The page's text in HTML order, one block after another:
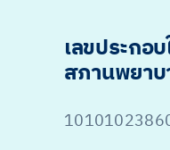
เลขประกอ
สภานพยา